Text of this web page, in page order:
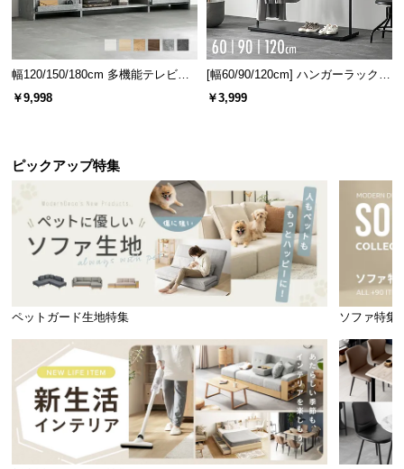
幅120/150/180cm 多機能テレビボ
ード 木目/石目調 オープン収納・
￥9,998
[幅60/90/120cm] ハンガーラック
スチール 4段階高さ調節 サイドフ
￥3,999
ピックアップ特集
ペットガード生地特集 ソファ特集